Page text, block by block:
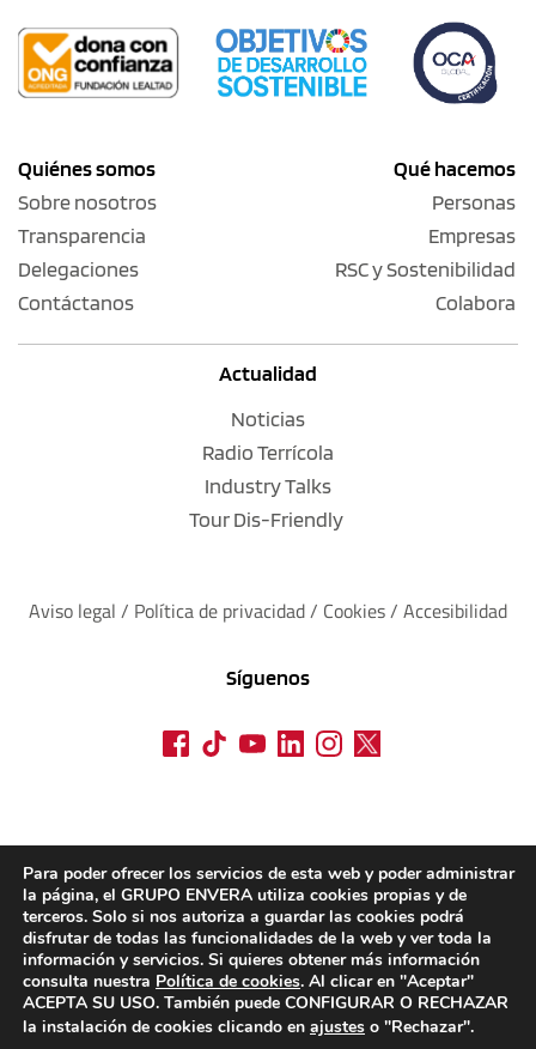
Quiénes somos
Sobre nosotros
Transparencia
Delegaciones
Contáctanos
Qué hacemos
Personas
Empresas
RSC y Sostenibilidad
Colabora
Actualidad
Noticias
Radio Terrícola
Industry Talks
Tour Dis-Friendly
Aviso legal / Política de privacidad / Cookies / Accesibilidad
Síguenos
Para poder ofrecer los servicios de esta web y poder administrar
la página, el GRUPO ENVERA utiliza cookies propias y de
terceros. Solo si nos autoriza a guardar las cookies podrá
disfrutar de todas las funcionalidades de la web y ver toda la
información y servicios. Si quieres obtener más información
consulta nuestra Política de cookies. Al clicar en "Aceptar"
ACEPTA SU USO. También puede CONFIGURAR O RECHAZAR
la instalación de cookies clicando en ajustes o "Rechazar".